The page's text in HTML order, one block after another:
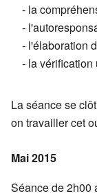
- la
-
- l'élaboration
- la vérification
La séance se
on travailler cet
Mai 2015
Séance de 2h00